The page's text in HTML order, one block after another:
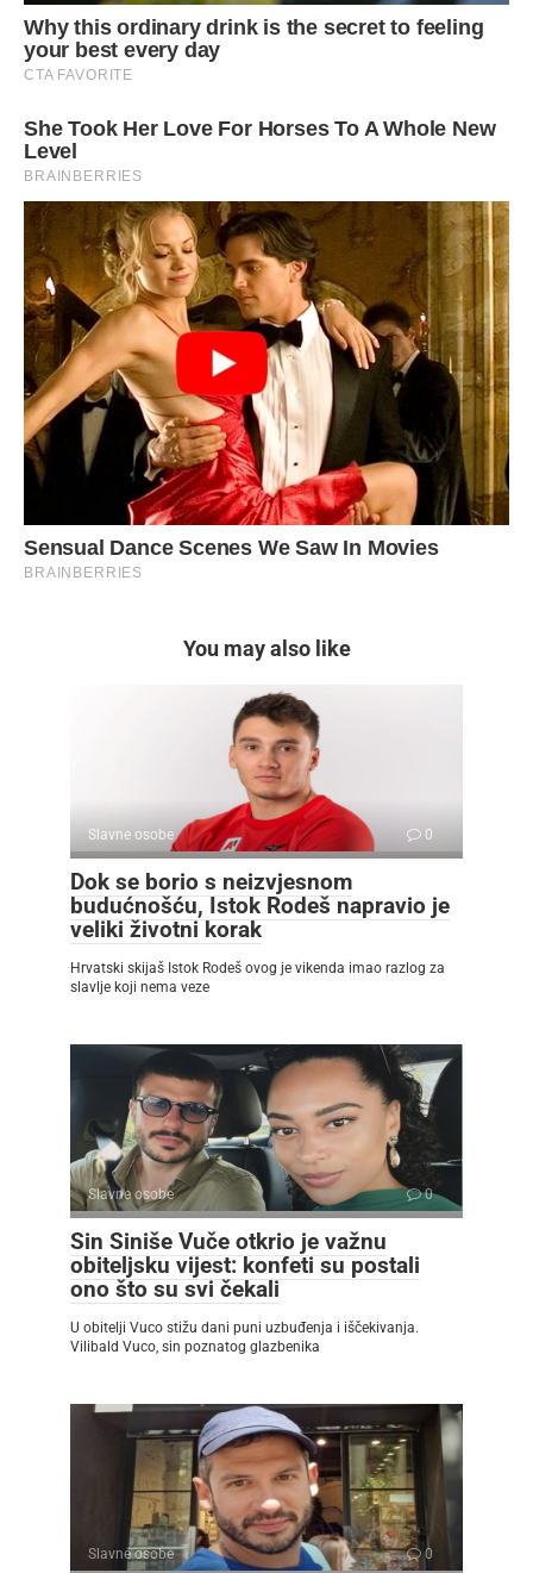
You may also like
Slavne osobe 0
Dok se borio s neizvjesnom
budućnošću, Istok Rodeš napravio je
veliki životni korak
Hrvatski skijaš Istok Rodeš ovog je vikenda imao razlog za
slavlje koji nema veze
Slavne osobe 0
Sin Siniše Vuče otkrio je važnu
obiteljsku vijest: konfeti su postali
ono što su svi čekali
U obitelji Vuco stižu dani puni uzbuđenja i iščekivanja.
Vilibald Vuco, sin poznatog glazbenika
Slavne osobe 0